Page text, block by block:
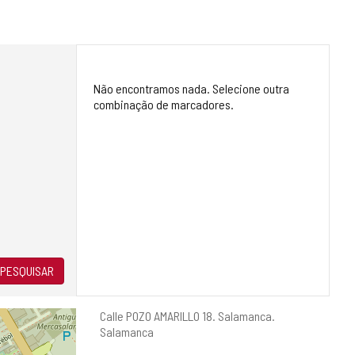
Endereço
postal
Calle POZO AMARILLO 18. Salamanca.
Salamanca
PESQUISAR
Não encontramos nada. Selecione outra
combinação de marcadores.